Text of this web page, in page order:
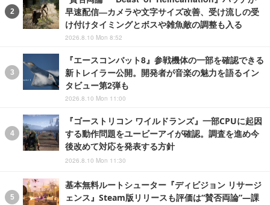
早速配信―カメラや文字サイズ改善、受け流しの受
け付けタイミングとボスや雑魚敵の調整も入る
2026.8.10 Mon 8:52
『エースコンバット8』参戦機体の一部を確認できる
新トレイラー公開。開発者が音楽の魅力を語るイン
タビュー第2弾も
2026.8.10 Mon 11:00
『ゴーストリコン ワイルドランズ』一部CPUに起因
する動作問題をユービーアイが確認。調査を進め今
後改めて対応を発表する方針
2026.8.10 Mon 11:30
基本無料ルートシューター『ディビジョン リサージ
ェンス』Steam版リリースも評価は“賛否両論”―課